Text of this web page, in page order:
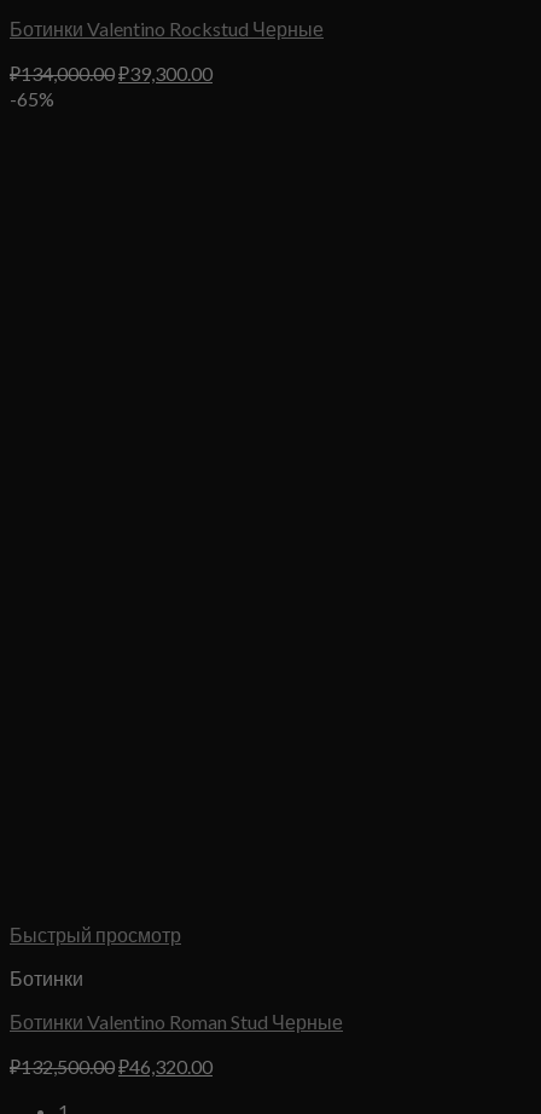
Ботинки Valentino Rockstud Черные
₽134,000.00Первоначальная
₽39,300.00Текущая
-65%
Быстрый просмотр
Ботинки
Ботинки Valentino Roman Stud Черные
₽132,500.00Первоначальная
₽46,320.00Текущая